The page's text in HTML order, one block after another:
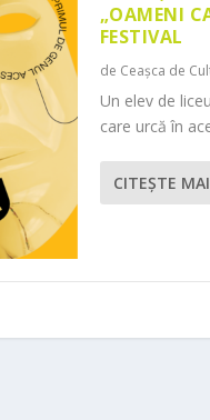
„OAMENI
FESTIVAL
de Ceașca de
Un elev de
care urcă în
CITEŞTE